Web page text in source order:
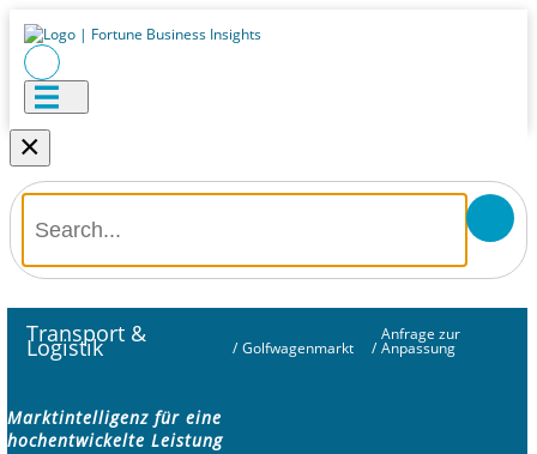
×
Transport &
Logistik / Golfwagenmarkt /
Anfrage zur
Anpassung
Marktintelligenz für eine
hochentwickelte Leistung